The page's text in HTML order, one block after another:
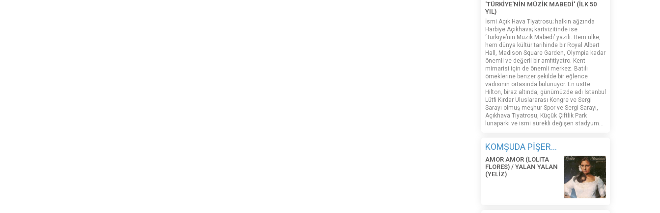
'TÜRKİYE'NİN MÜZİK MABEDİ' (İLK 50
YIL)
İsmi Açık Hava Tiyatrosu; halkın ağzında
Harbiye Açıkhava; kartvizitinde ise
‘Türkiye’nin Müzik Mabedi’ yazılı. Hem ülke,
hem dünya kültür tarihinde bir Royal Albert
Hall, Madison Square Garden, Olympia kadar
önemli ve değerli bir amfitiyatro. Kent
mimarisi için de önemli merkez. Batılı
örneklerine benzer şekilde bir eğlence
vadisinin ortasında bulunuyor. En üstte
Hilton, biraz altında, günümüzde adı İstanbul
Lütfi Kırdar Uluslararası Kongre ve Sergi
Sarayı olmuş meşhur Spor ve Sergi Sarayı,
Açıkhava Tiyatrosu, Küçük Çiftlik Park
lunaparkı ve ismi sürekli değişen stadyum…
KOMŞUDA PİŞER...
AMOR AMOR (LOLITA
FLORES) / YALAN YALAN
(YELİZ)